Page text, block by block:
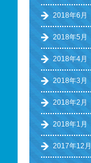
2018年6月
2018年5月
2018年4月
2018年3月
2018年2月
2018年1月
2017年12月